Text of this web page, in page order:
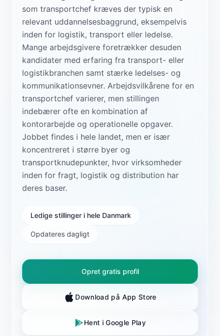
som transportchef kræves der typisk en
relevant uddannelsesbaggrund, eksempelvis
inden for logistik, transport eller ledelse.
Mange arbejdsgivere foretrækker desuden
kandidater med erfaring fra transport- eller
logistikbranchen samt stærke ledelses- og
kommunikationsevner. Arbejdsvilkårene for en
transportchef varierer, men stillingen
indebærer ofte en kombination af
kontorarbejde og operationelle opgaver.
Jobbet findes i hele landet, men er især
koncentreret i større byer og
transportknudepunkter, hvor virksomheder
inden for fragt, logistik og distribution har
deres baser.
Ledige stillinger i hele Danmark
Opdateres dagligt
Opret gratis profil
Download på App Store
Hent i Google Play